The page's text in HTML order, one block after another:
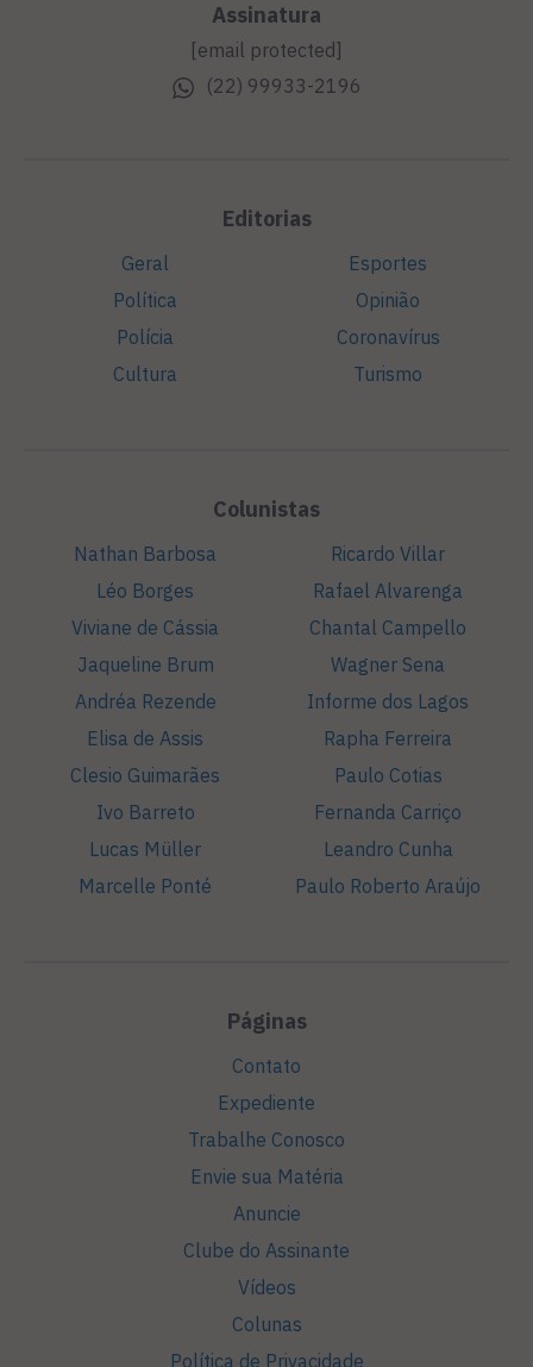
Assinatura
[email protected]
(22) 99933-2196
Editorias
Geral
Política
Polícia
Cultura
Esportes
Opinião
Coronavírus
Turismo
Colunistas
Nathan Barbosa
Léo Borges
Viviane de Cássia
Jaqueline Brum
Andréa Rezende
Elisa de Assis
Clesio Guimarães
Ivo Barreto
Lucas Müller
Marcelle Ponté
Ricardo Villar
Rafael Alvarenga
Chantal Campello
Wagner Sena
Informe dos Lagos
Rapha Ferreira
Paulo Cotias
Fernanda Carriço
Leandro Cunha
Paulo Roberto Araújo
Páginas
Contato
Expediente
Trabalhe Conosco
Envie sua Matéria
Anuncie
Clube do Assinante
Vídeos
Colunas
Política de Privacidade